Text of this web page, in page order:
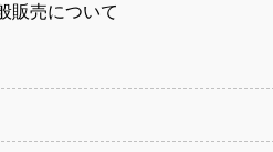
販売について